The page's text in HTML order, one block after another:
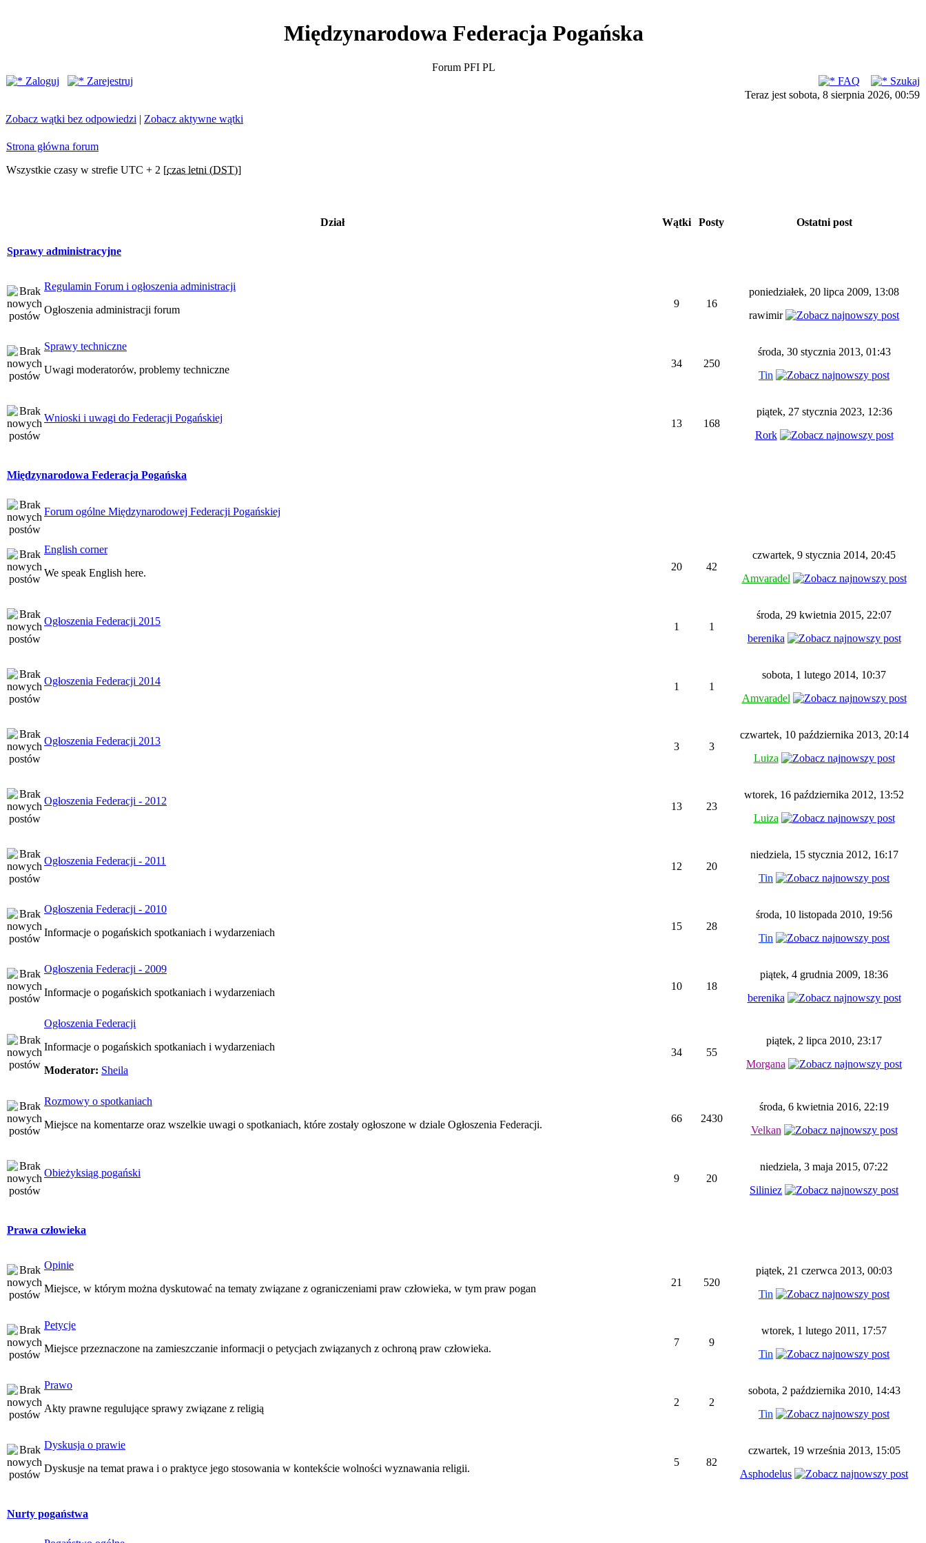
Międzynarodowa Federacja Pogańska
Forum PFI PL
Zaloguj
Zarejestruj FAQ
Szukaj
Teraz jest sobota, 8 sierpnia 2026, 00:59
Zobacz wątki bez odpowiedzi | Zobacz aktywne wątki
Strona główna forum
Wszystkie czasy w strefie UTC + 2 [czas letni (DST)]
Dział Wątki Posty Ostatni post
Sprawy administracyjne
Regulamin Forum i ogłoszenia administracji
Ogłoszenia administracji forum
9 16
poniedziałek, 20 lipca 2009, 13:08
rawimir
Sprawy techniczne
Uwagi moderatorów, problemy techniczne
34 250
środa, 30 stycznia 2013, 01:43
Tin
Wnioski i uwagi do Federacji Pogańskiej 13 168
piątek, 27 stycznia 2023, 12:36
Rork
Międzynarodowa Federacja Pogańska
Forum ogólne Międzynarodowej Federacji Pogańskiej
English corner
We speak English here.
20 42
czwartek, 9 stycznia 2014, 20:45
Amvaradel
Ogłoszenia Federacji 2015 1 1
środa, 29 kwietnia 2015, 22:07
berenika
Ogłoszenia Federacji 2014 1 1
sobota, 1 lutego 2014, 10:37
Amvaradel
Ogłoszenia Federacji 2013 3 3
czwartek, 10 października 2013, 20:14
Luiza
Ogłoszenia Federacji - 2012 13 23
wtorek, 16 października 2012, 13:52
Luiza
Ogłoszenia Federacji - 2011 12 20
niedziela, 15 stycznia 2012, 16:17
Tin
Ogłoszenia Federacji - 2010
Informacje o pogańskich spotkaniach i wydarzeniach
15 28
środa, 10 listopada 2010, 19:56
Tin
Ogłoszenia Federacji - 2009
Informacje o pogańskich spotkaniach i wydarzeniach
10 18
piątek, 4 grudnia 2009, 18:36
berenika
Ogłoszenia Federacji
Informacje o pogańskich spotkaniach i wydarzeniach
Moderator: Sheila
34 55
piątek, 2 lipca 2010, 23:17
Morgana
Rozmowy o spotkaniach
Miejsce na komentarze oraz wszelkie uwagi o spotkaniach, które zostały ogłoszone w dziale Ogłoszenia Federacji.
66 2430
środa, 6 kwietnia 2016, 22:19
Velkan
Obieżyksiąg pogański 9 20
niedziela, 3 maja 2015, 07:22
Siliniez
Prawa człowieka
Opinie
Miejsce, w którym można dyskutować na tematy związane z ograniczeniami praw człowieka, w tym praw pogan
21 520
piątek, 21 czerwca 2013, 00:03
Tin
Petycje
Miejsce przeznaczone na zamieszczanie informacji o petycjach związanych z ochroną praw człowieka.
7 9
wtorek, 1 lutego 2011, 17:57
Tin
Prawo
Akty prawne regulujące sprawy związane z religią
2 2
sobota, 2 października 2010, 14:43
Tin
Dyskusja o prawie
Dyskusje na temat prawa i o praktyce jego stosowania w kontekście wolności wyznawania religii.
5 82
czwartek, 19 września 2013, 15:05
Asphodelus
Nurty pogaństwa